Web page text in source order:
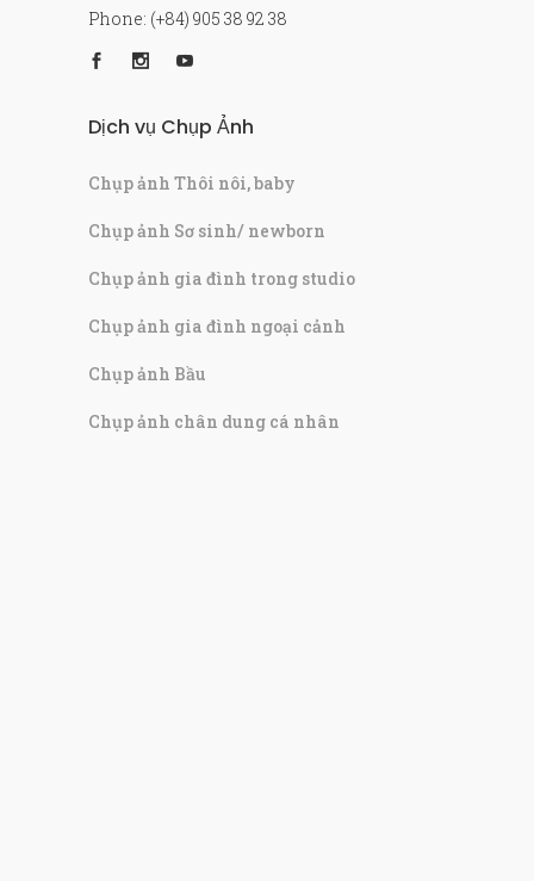
Phone: (+84) 905 38 92 38
Dịch vụ Chụp Ảnh
Chụp ảnh Thôi nôi, baby
Chụp ảnh Sơ sinh/ newborn
Chụp ảnh gia đình trong studio
Chụp ảnh gia đình ngoại cảnh
Chụp ảnh Bầu
Chụp ảnh chân dung cá nhân